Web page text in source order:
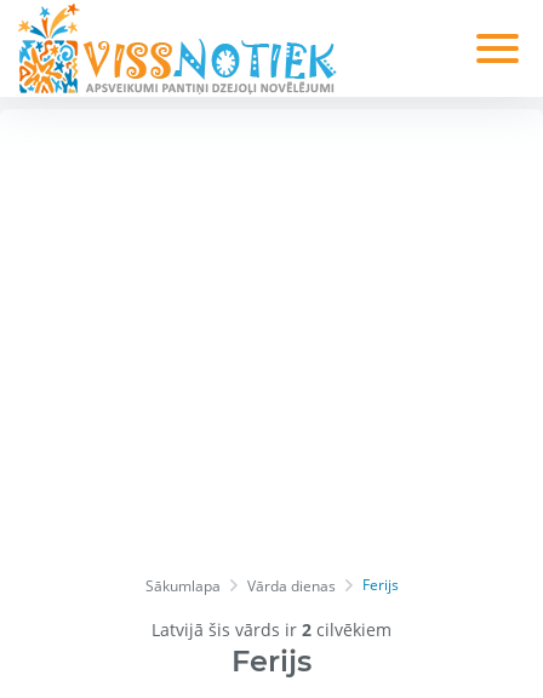
Sākumlapa Vārda dienas Ferijs
Latvijā šis vārds ir 2 cilvēkiem
Ferijs